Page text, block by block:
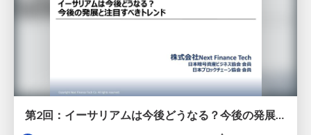
第2回：イーサリアムは今後どうなる？今後の発展と注目すべきトレンド